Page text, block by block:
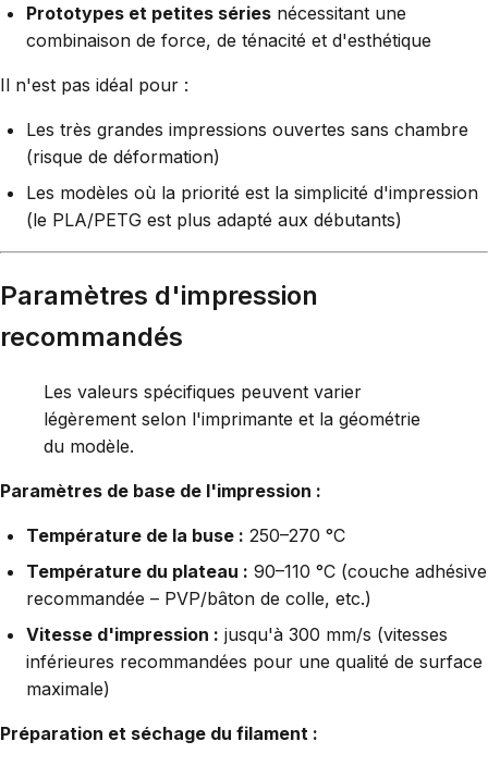
Prototypes et petites séries nécessitant une
combinaison de force, de ténacité et d'esthétique
Il n'est pas idéal pour :
Les très grandes impressions ouvertes sans chambre
(risque de déformation)
Les modèles où la priorité est la simplicité d'impression
(le PLA/PETG est plus adapté aux débutants)
Paramètres d'impression
recommandés
Les valeurs spécifiques peuvent varier
légèrement selon l'imprimante et la géométrie
du modèle.
Paramètres de base de l'impression :
Température de la buse : 250–270 °C
Température du plateau : 90–110 °C (couche adhésive
recommandée – PVP/bâton de colle, etc.)
Vitesse d'impression : jusqu'à 300 mm/s (vitesses
inférieures recommandées pour une qualité de surface
maximale)
Préparation et séchage du filament :